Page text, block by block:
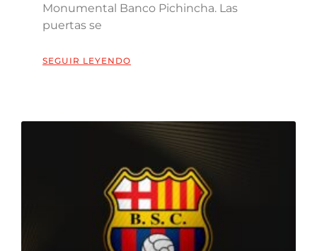
Monumental Banco Pichincha. Las
puertas se
SEGUIR LEYENDO